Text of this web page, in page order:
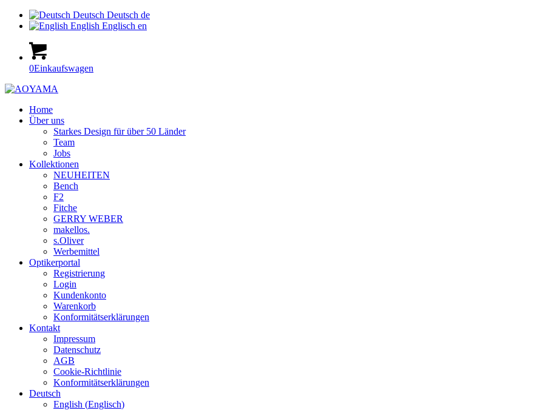
Deutsch Deutsch de
English Englisch en
0Einkaufswagen
Home
Über uns
Starkes Design für über 50 Länder
Team
Jobs
Kollektionen
NEUHEITEN
Bench
F2
Fitche
GERRY WEBER
makellos.
s.Oliver
Werbemittel
Optikerportal
Registrierung
Login
Kundenkonto
Warenkorb
Konformitätserklärungen
Kontakt
Impressum
Datenschutz
AGB
Cookie-Richtlinie
Konformitätserklärungen
Deutsch
English (Englisch)